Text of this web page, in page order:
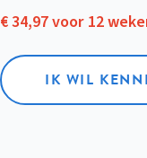
€ 34,97 voor 12
IK WIL